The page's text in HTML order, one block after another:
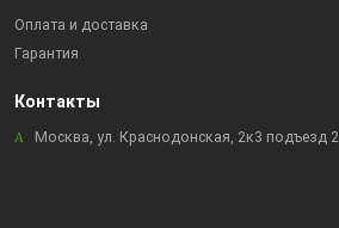
Оплата и доставка
Гарантия
Контакты
Москва, ул. Краснодонская, 2к3 подъезд 2